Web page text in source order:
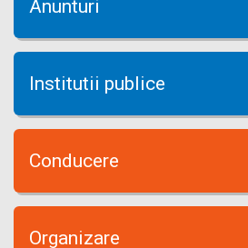
Anunturi
Institutii publice
Conducere
Organizare